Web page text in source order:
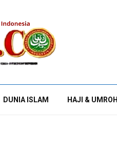
DUNIA ISLAM HAJI & UMROH